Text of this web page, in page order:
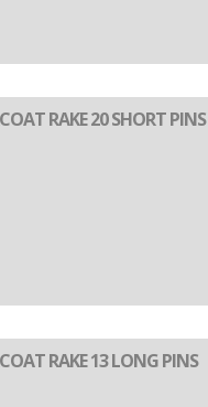
RAKE 20 SHORT PINS
RAKE 13 LONG PINS